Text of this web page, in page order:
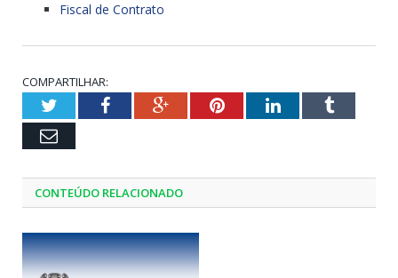
Fiscal de Contrato
COMPARTILHAR:
TwitterFacebookGoogle+PinterestLinkedInTumblr
Email
CONTEÚDO RELACIONADO